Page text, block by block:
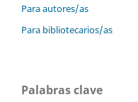
Para autores/as
Para bibliotecarios/as
Palabras clave